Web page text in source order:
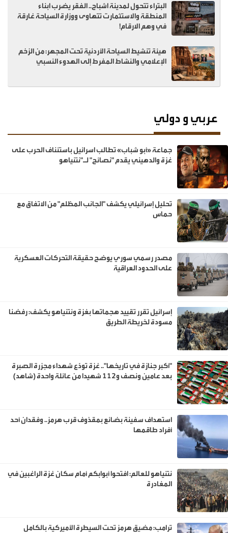
البتراء تتحول لمدينة اشباح.. الفقر يضرب ابناء
المنطقة والاستثمارت تتهاوى ووزارة السياحة غارقة
في وهم الارقام!
هيئة تنشيط السياحة الأردنية تحت المجهر: من الزخم
الإعلامي والنشاط المفرط إلى الهدوء النسبي
عربي و دولي
جماعة «أبو شباب» تطالب اسرائيل باستئناف الحرب على
غزة والدهيني يقدم "نصائح" لـ"نتنياهو
تحليل إسرائيلي يكشف "الجانب المظلم" من الاتفاق مع
حماس
مصدر رسمي سوري يوضح حقيقة التحركات العسكرية
على الحدود العراقية
إسرائيل تقرر تقييد هجماتها بغزة ونتنياهو يكشف: رفضنا
مسودة لخريطة الطريق
"أكبر جنازة في تاريخها".. غزة تودّع شهداء مجزرة الصبرة
بعد عامين ونصف و112 شهيدا من عائلة واحدة (شاهد)
استهداف سفينة بضائع بمقذوف قرب هرمز.. وفقدان أحد
أفراد طاقمها
نتنياهو للعالم: افتحوا أبوابكم أمام سكان غزة الراغبين في
المغادرة
ترامب: مضيق هرمز تحت السيطرة الأميركية بالكامل